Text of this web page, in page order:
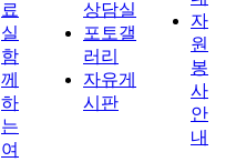
료
실
함
께
하
는
여
상담실
포토갤
러리
자유게
시판
자
원
봉
사
안
내